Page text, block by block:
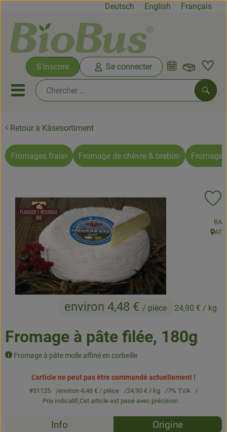
Deutsch English Français
S’inscrire Se connecter
Ouvrir
Ouvrir ou fermer le menu
Offres spéciales
Biocrates
Fruits & légumes
Produits frais
Produits de boulangerie
Produits naturels
Boissons
Bons d'achat & idées cadeaux
Nouveau
Retour à Käsesortiment
Fromages frais Fromage de chèvre & brebis
Fromage à pâte filée, 180g
Fromage à pâte molle affiné en corbeille
environ 4,48 € / pièce 24,90 € / kg
, Association:
BA
,
AT
L'article ne peut pas être commandé actuellement !
#51125 environ 4,48 €/ pièce 24,90 €/ kg
7% TVA
Prix indicatif,Cet article est pesé avec précision.
Recettes
Info Origine